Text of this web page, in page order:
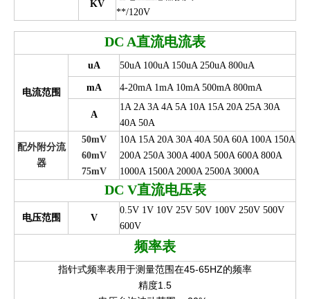
KV
**/120V
DC A直流电流表
电流范围
uA 50uA 100uA 150uA 250uA 800uA
mA 4-20mA 1mA 10mA 500mA 800mA
A
1A 2A 3A 4A 5A 10A 15A 20A 25A 30A
40A 50A
配外附分流
器
50mV
60mV
75mV
10A 15A 20A 30A 40A 50A 60A 100A 150A
200A 250A 300A 400A 500A 600A 800A
1000A 1500A 2000A 2500A 3000A
DC V直流电压表
电压范围 V
0.5V 1V 10V 25V 50V 100V 250V 500V
600V
频率表
指针式频率表用于测量范围在45-65HZ的频率
精度1.5